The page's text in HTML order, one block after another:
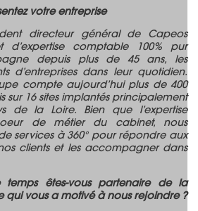
votre entreprise
directeur général de Capeos
d’expertise comptable 100% pur
depuis plus de 45 ans, les
d’entreprises dans leur quotidien.
compte aujourd’hui plus de 400
sur 16 sites implantés principalement
de la Loire. Bien que l’expertise
de métier du cabinet, nous
services à 360° pour répondre aux
clients et les accompagner dans
êtes-vous partenaire de la
qui vous a motivé à nous rejoindre ?